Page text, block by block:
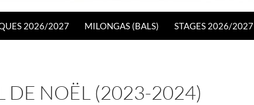
2026/2027 MILONGAS (BALS) STAGES 2026/2027
DE NOËL (2023-2024)